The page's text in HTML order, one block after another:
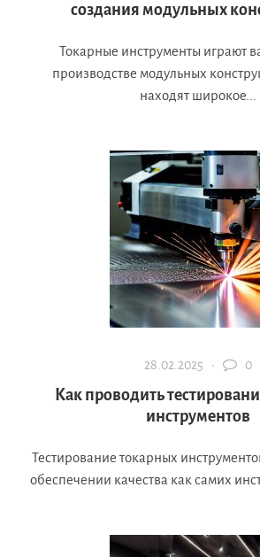
создания модульных
Токарные инструменты играют
производстве модульных
находят широкое...
28.02.2025 · 0
Как проводить
инструментов
Тестирование токарных
обеспечении качества как самих